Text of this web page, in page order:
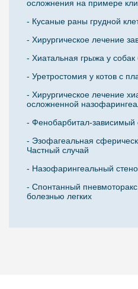
осложнения на примере
- Кусаные раны грудной
- Хирургическое лечение
- Хиатальная грыжа у
- Уретростомия у котов с
- Хирургическое лечение
осложненной
- Фенобарбитал-зависимый
- Эзофагеальная
Частный случай
- Назофарингеальный
- Спонтанный
болезнью легких